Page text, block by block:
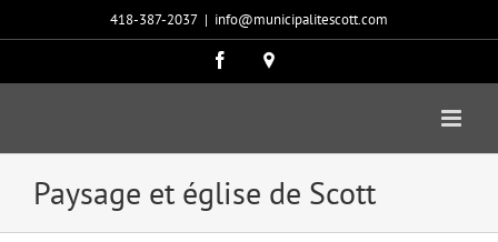
418-387-2037 | info@municipalitescott.com
Facebook
Carte
Paysage et église de Scott